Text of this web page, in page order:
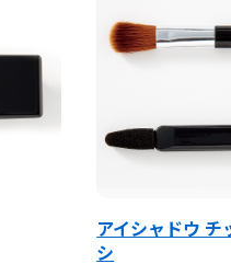
アイシャドウ チ
シ